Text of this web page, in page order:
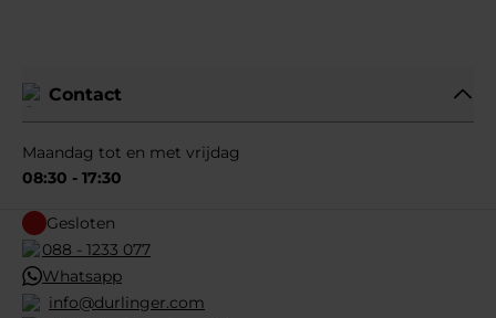
Contact
Maandag tot en met vrijdag
08:30 - 17:30
Gesloten
088 - 1233 077
Whatsapp
info@durlinger.com